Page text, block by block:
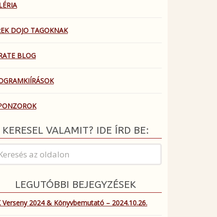
DOJO TAGOKNAK
BLOG
KERESEL VALAMIT? IDE ÍRD BE:
LEGUTÓBBI BEJEGYZÉSEK
Verseny 2024 & Könyvbemutató – 2024.10.26.